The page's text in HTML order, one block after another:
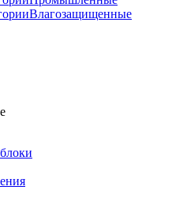
Влагозащищенные